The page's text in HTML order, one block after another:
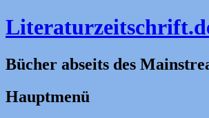
Bücher abseits des
Hauptmenü